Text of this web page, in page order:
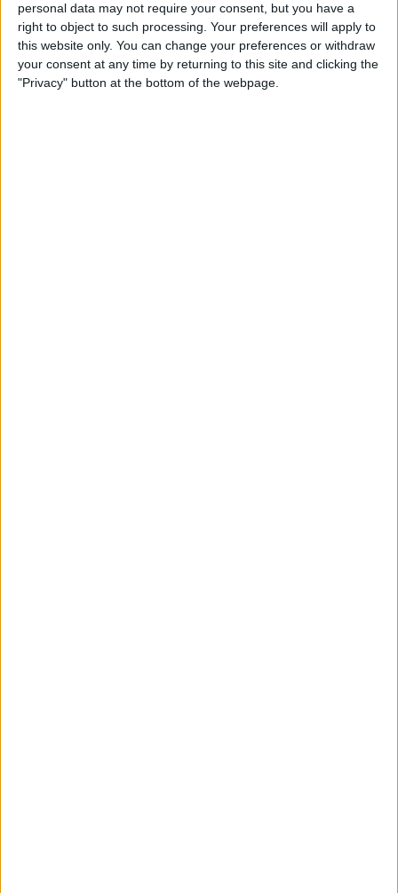
personal data may not require your consent, but you have a
right to object to such processing. Your preferences will apply to
this website only. You can change your preferences or withdraw
your consent at any time by returning to this site and clicking the
"Privacy" button at the bottom of the webpage.
saúde e bem-estar. Nos últimos meses, com o apoio
da equipa, trabalhei muito em mim própria para
recuperar o equilíbrio, o bem-estar e a
tranquilidade”.